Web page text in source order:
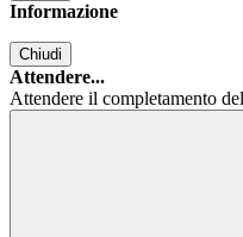
Informazione
Chiudi
Attendere...
Attendere il completamento